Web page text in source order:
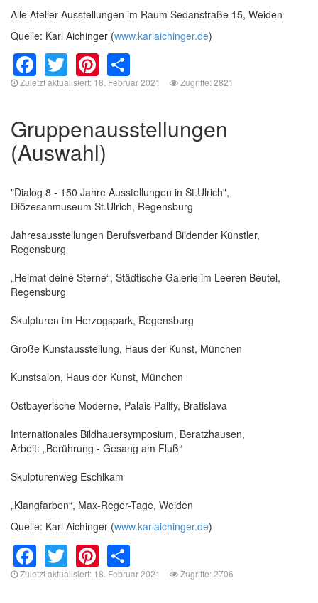
Alle Atelier-Ausstellungen im Raum Sedanstraße 15, Weiden
Quelle: Karl Aichinger (www.karlaichinger.de)
Facebook
TwitterPinterest
Zuletzt aktualisiert: 18. Februar 2021 Zugriffe: 2821
Gruppenausstellungen
(Auswahl)
"Dialog 8 - 150 Jahre Ausstellungen in St.Ulrich",
Diözesanmuseum St.Ulrich, Regensburg
Jahresausstellungen Berufsverband Bildender Künstler,
Regensburg
„Heimat deine Sterne“, Städtische Galerie im Leeren Beutel,
Regensburg
Skulpturen im Herzogspark, Regensburg
Große Kunstausstellung, Haus der Kunst, München
Kunstsalon, Haus der Kunst, München
Ostbayerische Moderne, Palais Pallfy, Bratislava
Internationales Bildhauersymposium, Beratzhausen,
Arbeit: „Berührung - Gesang am Fluß“
Skulpturenweg Eschlkam
„Klangfarben“, Max-Reger-Tage, Weiden
Quelle: Karl Aichinger (www.karlaichinger.de)
Facebook
TwitterPinterest
Zuletzt aktualisiert: 18. Februar 2021 Zugriffe: 2706